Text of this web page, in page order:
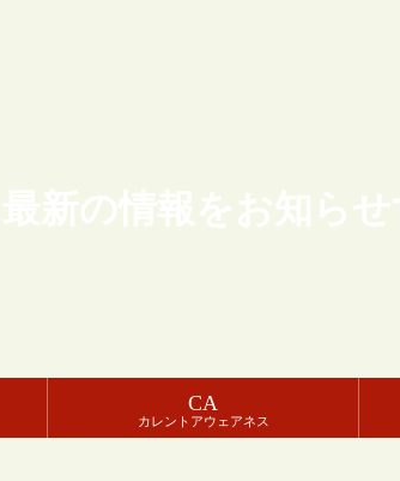
新の情報をお知ら
CA
カレントアウェアネス